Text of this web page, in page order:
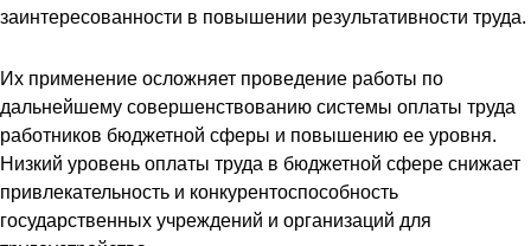
заинтересованности в повышении результативности труда.
Их применение осложняет проведение работы по
дальнейшему совершенствованию системы оплаты труда
работников бюджетной сферы и повышению ее уровня.
Низкий уровень оплаты труда в бюджетной сфере снижает
привлекательность и конкурентоспособность
государственных учреждений и организаций для